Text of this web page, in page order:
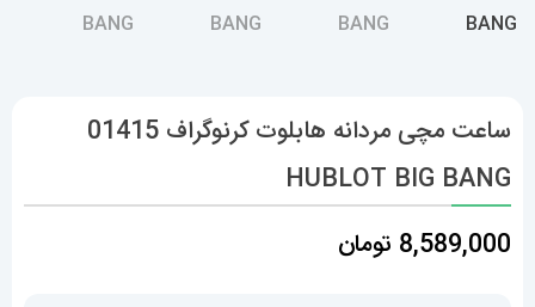
ساعت مچی مردانه هابلوت کرنوگراف 01415
HUBLOT BIG BANG
8,589,000 تومان